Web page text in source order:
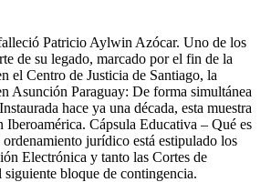
Patricio Aylwin Azócar. Uno de los
de su legado, marcado por el fin de la
el Centro de Justicia de Santiago, la
Asunción Paraguay: De forma simultánea
hace ya una década, esta muestra
Iberoamérica. Cápsula Educativa – Qué es
jurídico está estipulado los
Electrónica y tanto las Cortes de
bloque de contingencia.